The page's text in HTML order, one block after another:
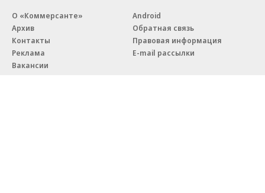
О «Коммерсанте»
Архив
Контакты
Реклама
Вакансии
Android
Обратная связь
Правовая информация
E-mail рассылки